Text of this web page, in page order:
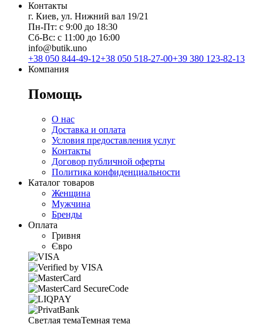
Контакты
г. Киев, ул. Нижний вал 19/21
Пн-Пт: с 9:00 до 18:30
Сб-Вс: с 11:00 до 16:00
info@butik.uno
+38 050 844-49-12+38 050 518-27-00+39 380 123-82-13
Компания
Помощь
О нас
Доставка и оплата
Условия предоставления услуг
Контакты
Договор публичной оферты
Политика конфиденциальности
Каталог товаров
Женщина
Мужчина
Бренды
Оплата
Гривня
Євро
Светлая темаТемная тема